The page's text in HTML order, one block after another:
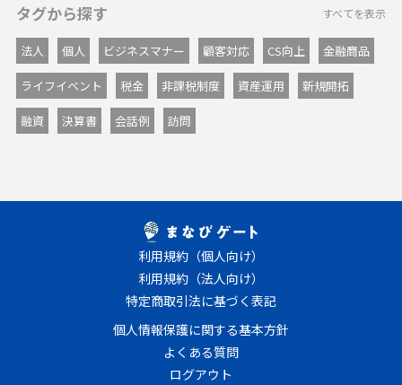
タグから探す すべてを表示
法人 個人 ビジネスマナー 顧客対応 CS向上 金融商品
ライフイベント 税金 非課税制度 資産運用 新規開拓
融資 決算書 会話例 訪問
利用規約（個人向け）
利用規約（法人向け）
特定商取引法に基づく表記
個人情報保護に関する基本方針
よくある質問
ログアウト